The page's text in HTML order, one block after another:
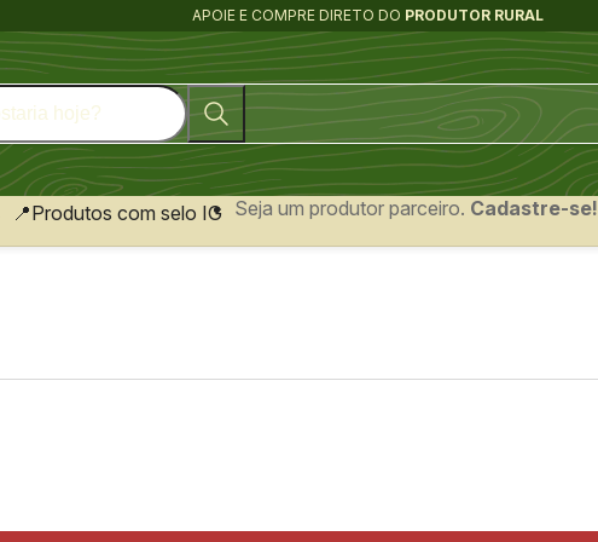
APOIE E COMPRE DIRETO DO PRODUTOR RURAL
📍Produtos com selo IG Seja um produtor parceiro. Cadastre-se!